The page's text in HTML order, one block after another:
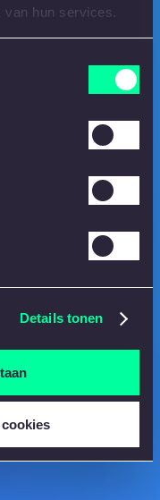
van hun services.
Details tonen